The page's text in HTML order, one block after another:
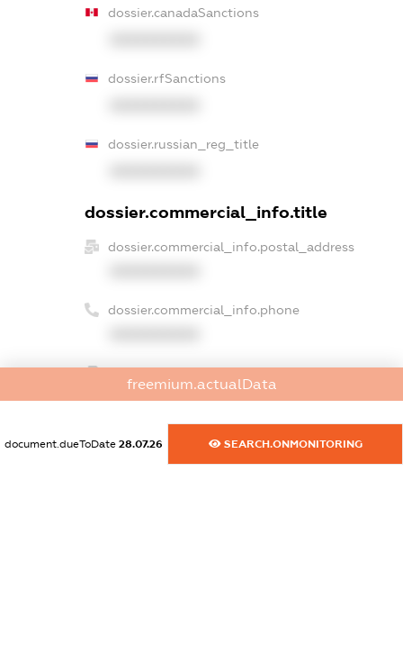
dossier.canadaSanctions
dossier.rfSanctions
dossier.russian_reg_title
dossier.commercial_info.title
dossier.commercial_info.postal_address
dossier.commercial_info.phone
freemium.actualData
document.dueToDate 28.07.26 SEARCH.ONMONITORING